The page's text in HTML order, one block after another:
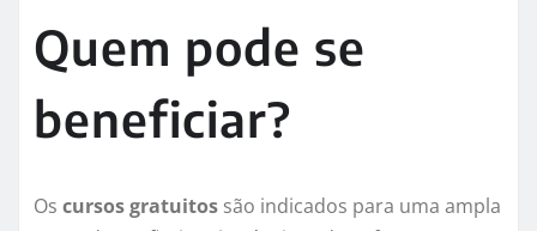
Quem pode se
beneficiar?
Os cursos gratuitos são indicados para uma ampla